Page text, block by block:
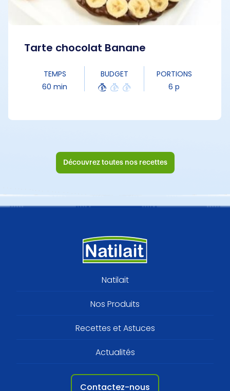
Tarte chocolat Banane
TEMPS
60 min
BUDGET
PORTIONS
6 p
Découvrez toutes nos recettes
Natilait
Nos Produits
Recettes et Astuces
Actualités
Contactez-nous